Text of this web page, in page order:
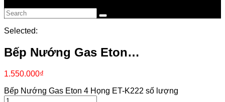
Selected:
Bếp Nướng Gas Eton…
1.550.000₫
Bếp Nướng Gas Eton 4 Họng ET-K222 số lượng